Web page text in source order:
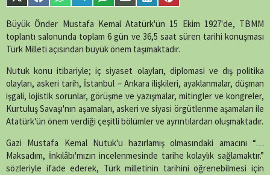
single-
line89
on
X
(Twitter)
on
Facebook
on
WhatsApp
on
Telegram
on
SMS
on
Email
on
LinkedIn
on
Pinterest
Büyük Önder Mustafa Kemal Atatürk'ün 15 Ekim 1927'de, TBMM
toplantı salonunda toplam 6 gün ve 36,5 saat süren tarihi konuşması
Türk Milleti açısından büyük önem taşımaktadır.
Nutuk konu itibariyle; iç siyaset olayları, diplomasi ve dış politika
olayları, askeri tarih, İstanbul – Ankara ilişkileri, ayaklanmalar, düşman
işgali, lojistik sorunlar, görüşme ve yazışmalar, mitingler ve kongreler,
Kurtuluş Savaşı'nın aşamaları, askeri ve siyasi örgütlenme aşamaları ile
Atatürk'ün önem verdiği çeşitli bölümler ve ayrıntılardan oluşmaktadır.
Gazi Mustafa Kemal Nutuk'u hazırlamış olmasındaki amacını “…
Maksadım, İnkılâbı'mızın incelenmesinde tarihe kolaylık sağlamaktır.”
sözleriyle ifade ederek, Türk milletinin tarihini öğrenebilmesi için